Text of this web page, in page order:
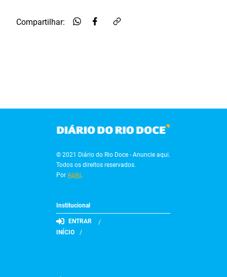
Compartilhar:
© 2021 Diário do Rio Doce - Anuncie aqui.
Todos os direitos reservados.
PorApiki.
Institucional
ENTRAR
INÍCIO